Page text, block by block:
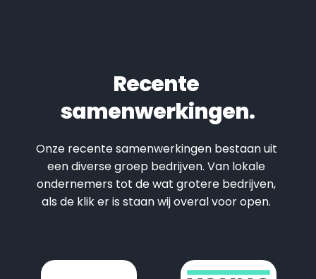
Recente
samenwerkingen.
Onze recente samenwerkingen bestaan uit
een diverse groep bedrijven. Van lokale
ondernemers tot de wat grotere bedrijven,
als de klik er is staan wij overal voor open.